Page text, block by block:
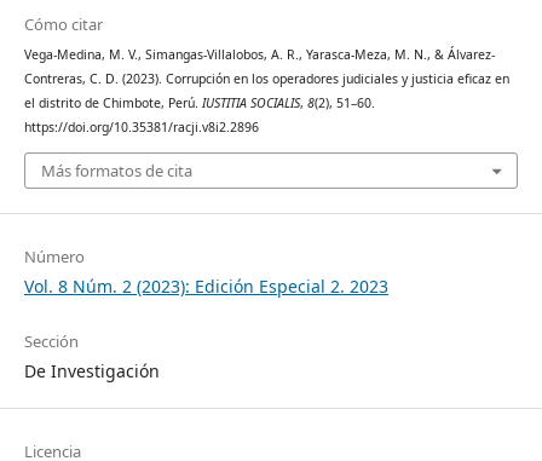
Cómo citar
Vega-Medina, M. V., Simangas-Villalobos, A. R., Yarasca-Meza, M. N., & Álvarez-
Contreras, C. D. (2023). Corrupción en los operadores judiciales y justicia eficaz en
el distrito de Chimbote, Perú. IUSTITIA SOCIALIS, 8(2), 51–60.
https://doi.org/10.35381/racji.v8i2.2896
Más formatos de cita
Número
Vol. 8 Núm. 2 (2023): Edición Especial 2. 2023
Sección
De Investigación
Licencia